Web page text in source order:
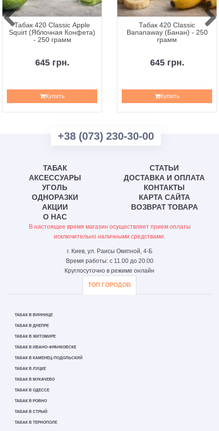
Табак 420 Classic Apple
Squirt (Яблочная Конфета)
- 250 грамм
645 грн.
Купить
Табак 420 Classic
Bananaway (Банан) - 250
грамм
645 грн.
Купить
+38 (073) 230-30-00
ТАБАК
АКСЕССУАРЫ
УГОЛЬ
ОДНОРАЗКИ
АКЦИИ
О НАС
СТАТЬИ
ДОСТАВКА И ОПЛАТА
КОНТАКТЫ
КАРТА САЙТА
ВОЗВРАТ ТОВАРА
В настоящее время магазин осуществляет прием оплаты
исключительно наличными средствами.
г. Киев, ул. Раисы Окипной, 4-Б
Время работы: с 11.00 до 20.00
Круглосуточно в режиме онлайн
ТОП ГОРОДОВ
ТАБАК В ВИННИЦЕ
ТАБАК В ДНЕПРЕ
ТАБАК В ЖИТОМИРЕ
ТАБАК В ИВАНО-ФРАНКОВСКЕ
ТАБАК В КАМЕНЕЦ-ПОДОЛЬСКИЙ
ТАБАК В ЛУЦКЕ
ТАБАК В МУКАЧЕВО
ТАБАК В ОДЕССЕ
ТАБАК В РОВНО
ТАБАК В СТРЫЙ
ТАБАК В ТЕРНОПОЛЕ